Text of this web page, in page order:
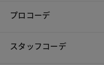
プロコーデ
スタッフコーデ